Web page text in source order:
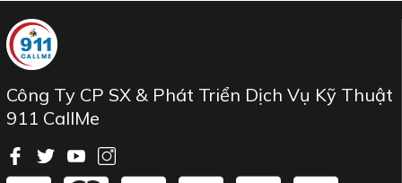
Công Ty CP SX & Phát Triển Dịch Vụ Kỹ Thuật
911 CallMe